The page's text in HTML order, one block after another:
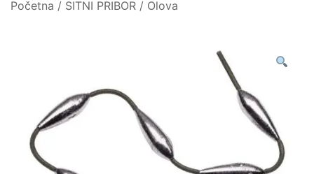
Početna / SITNI PRIBOR / Olova